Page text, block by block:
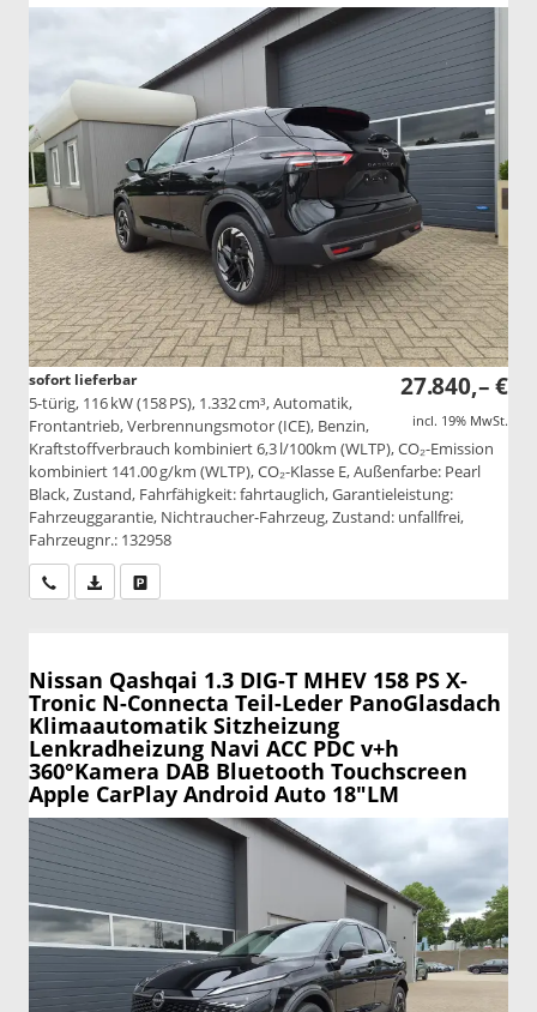
27.840,– €
incl. 19% MwSt.
sofort lieferbar
5-türig, 116 kW (158 PS), 1.332 cm³, Automatik,
Frontantrieb, Verbrennungsmotor (ICE), Benzin,
Kraftstoffverbrauch kombiniert 6,3 l/100km (WLTP), CO₂-Emission
kombiniert 141.00 g/km (WLTP), CO₂-Klasse E, Außenfarbe: Pearl
Black, Zustand, Fahrfähigkeit: fahrtauglich, Garantieleistung:
Fahrzeuggarantie, Nichtraucher-Fahrzeug, Zustand: unfallfrei,
Fahrzeugnr.: 132958
Wir rufen Sie anPDF-Datei, Fahrzeugexposé drucken
Nissan Qashqai 1.3 DIG-T MHEV 158 PS X-
Tronic N-Connecta Teil-Leder PanoGlasdach
Klimaautomatik Sitzheizung
Lenkradheizung Navi ACC PDC v+h
360°Kamera DAB Bluetooth Touchscreen
Apple CarPlay Android Auto 18"LM